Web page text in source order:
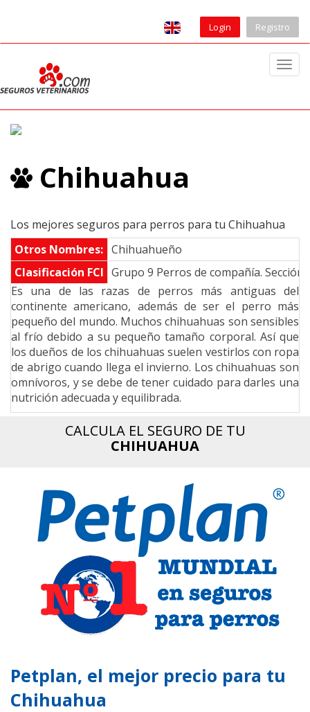
Login Registro
T
i
g
a
t
i
o
n
Chihuahua
Los mejores seguros para perros para tu Chihuahua
Otros Nombres: Chihuahueño
Clasificación FCI Grupo 9 Perros de compañía.
Es una de las razas de perros más antiguas del
continente americano, además de ser el perro más
pequeño del mundo. Muchos chihuahuas son sensibles
al frío debido a su pequeño tamaño corporal. Así que
los dueños de los chihuahuas suelen vestirlos con ropa
de abrigo cuando llega el invierno. Los chihuahuas son
omnívoros, y se debe de tener cuidado para darles una
nutrición adecuada y equilibrada.
CALCULA EL SEGURO DE TU
CHIHUAHUA
Petplan, el mejor precio para tu
Chihuahua